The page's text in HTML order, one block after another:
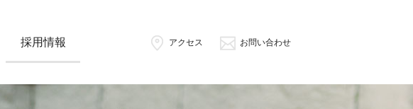
採用情報 アクセス お問い合わせ